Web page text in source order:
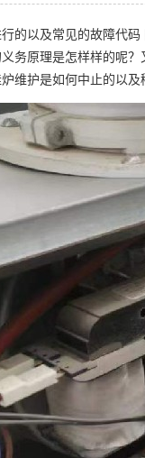
以及常见的故障代码
务原理是怎样样的呢
维护是如何中止的以